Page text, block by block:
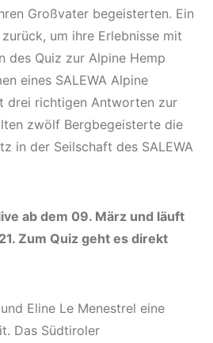
Großvater begeisterten. Ein
um ihre Erlebnisse mit
des Quiz zur Alpine Hemp
eines SALEWA Alpine
drei richtigen Antworten zur
zwölf Bergbegeisterte die
in der Seilschaft des SALEWA
ab dem 09. März und läuft
Zum Quiz geht es direkt
Eline Le Menestrel eine
Das Südtiroler